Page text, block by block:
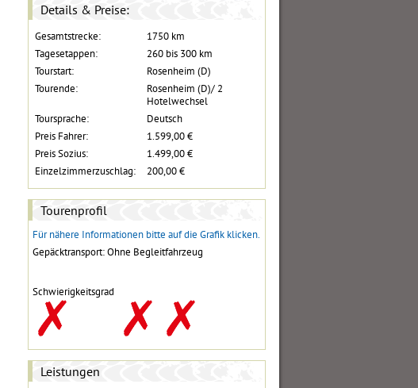
Details & Preise:
Gesamtstrecke:
1750 km
Tagesetappen:
260 bis 300 km
Tourstart:
Rosenheim (D)
Tourende:
Rosenheim (D)/ 2
Hotelwechsel
Toursprache:
Deutsch
Preis Fahrer:
1.599,00 €
Preis Sozius:
1.499,00 €
Einzelzimmerzuschlag:
200,00 €
Tourenprofil
Für nähere Informationen bitte auf die Grafik klicken.
Gepäcktransport: Ohne Begleitfahrzeug
Schwierigkeitsgrad
Leistungen